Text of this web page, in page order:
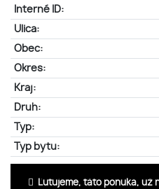
Interné ID:
Ulica:
Obec:
Okres:
Kraj:
Druh:
Typ:
Typ bytu:
Ľutujeme, táto ponuka, už